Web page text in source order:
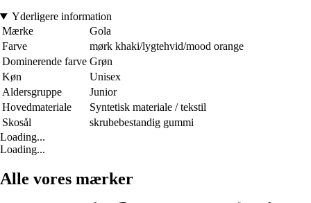
Yderligere information
Mærke
Gola
Farve
mørk khaki/lygtehvid/mood orange
Dominerende farve Grøn
Køn
Unisex
Aldersgruppe
Junior
Hovedmateriale
Syntetisk materiale / tekstil
Skosål
skrubebestandig gummi
Loading...
Loading...
Alle vores mærker